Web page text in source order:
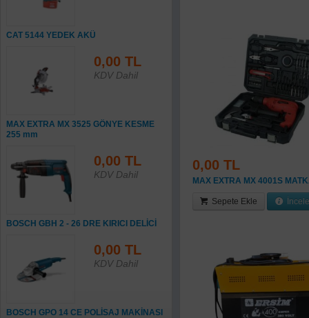
CAT 5144 YEDEK AKÜ
0,00 TL
KDV Dahil
MAX EXTRA MX 3525 GÖNYE KESME
255 mm
0,00 TL
KDV Dahil
BOSCH GBH 2 - 26 DRE KIRICI DELİCİ
0,00 TL
KDV Dahil
BOSCH GPO 14 CE POLİSAJ MAKİNASI
0,00 TL
MAX EXTRA MX 4001S
Sepete Ekle İncele